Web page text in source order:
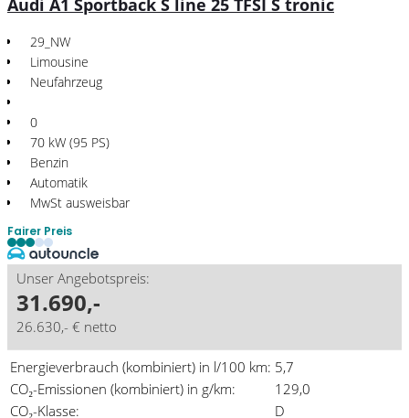
Audi A1 Sportback S line 25 TFSI S tronic
29_NW
Limousine
Neufahrzeug
0
70 kW (95 PS)
Benzin
Automatik
MwSt ausweisbar
Fairer Preis
Unser Angebotspreis:
31.690,-
26.630,- € netto
Energieverbrauch (kombiniert) in l/100 km: 5,7
CO₂-Emissionen (kombiniert) in g/km:
129,0
CO₂-Klasse:
D